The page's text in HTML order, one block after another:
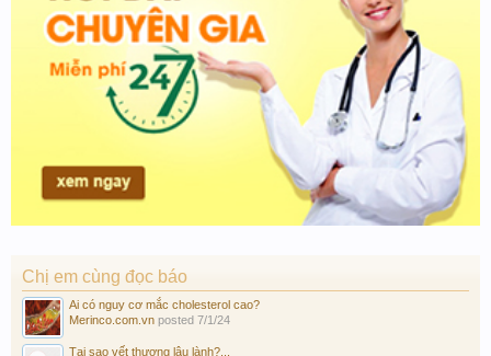
Chị em cùng đọc báo
Ai có nguy cơ mắc cholesterol cao?
Merinco.com.vn posted 7/1/24
Tại sao vết thương lâu lành?...